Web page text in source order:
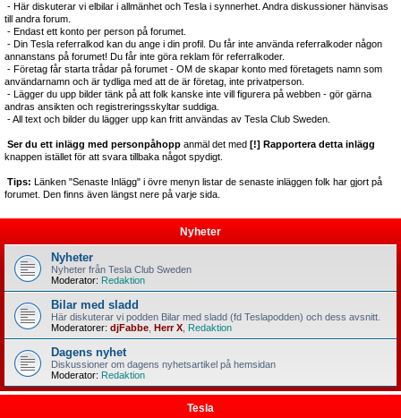
- Här diskuterar vi elbilar i allmänhet och Tesla i synnerhet. Andra diskussioner hänvisas
till andra forum.
- Endast ett konto per person på forumet.
- Din Tesla referralkod kan du ange i din profil. Du får inte använda referralkoder någon
annanstans på forumet! Du får inte göra reklam för referralkoder.
- Företag får starta trådar på forumet - OM de skapar konto med företagets namn som
användarnamn och är tydliga med att de är företag, inte privatperson.
- Lägger du upp bilder tänk på att folk kanske inte vill figurera på webben - gör gärna
andras ansikten och registreringsskyltar suddiga.
- All text och bilder du lägger upp kan fritt användas av Tesla Club Sweden.
Ser du ett inlägg med personpåhopp anmäl det med [!] Rapportera detta inlägg
knappen istället för att svara tillbaka något spydigt.
Tips: Länken "Senaste Inlägg" i övre menyn listar de senaste inläggen folk har gjort på
forumet. Den finns även längst nere på varje sida.
Nyheter
Nyheter
Nyheter från Tesla Club Sweden
Moderator: Redaktion
Bilar med sladd
Här diskuterar vi podden Bilar med sladd (fd Teslapodden) och dess avsnitt.
Moderatorer: djFabbe Herr X Redaktion
Dagens nyhet
Diskussioner om dagens nyhetsartikel på hemsidan
Moderator: Redaktion
Tesla